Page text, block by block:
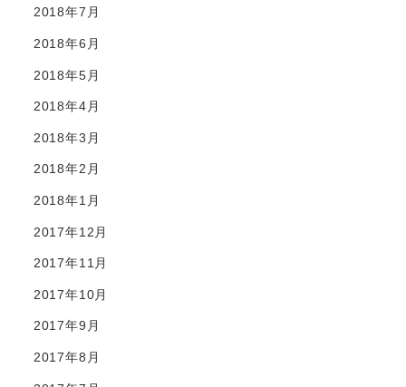
2018年7月
2018年6月
2018年5月
2018年4月
2018年3月
2018年2月
2018年1月
2017年12月
2017年11月
2017年10月
2017年9月
2017年8月